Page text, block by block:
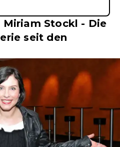
Miriam Stockl - Die
seit den